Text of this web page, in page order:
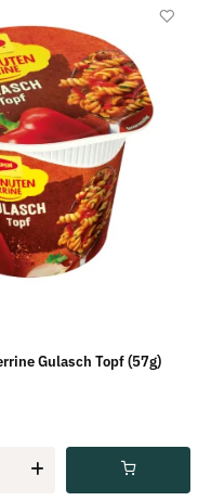
Gulasch Topf (57g)